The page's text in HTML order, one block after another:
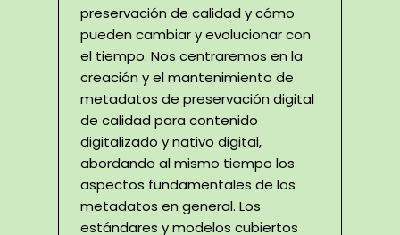
preservación de calidad y cómo
pueden cambiar y evolucionar con
el tiempo. Nos centraremos en la
creación y el mantenimiento de
metadatos de preservación digital
de calidad para contenido
digitalizado y nativo digital,
abordando al mismo tiempo los
aspectos fundamentales de los
metadatos en general. Los
estándares y modelos cubiertos